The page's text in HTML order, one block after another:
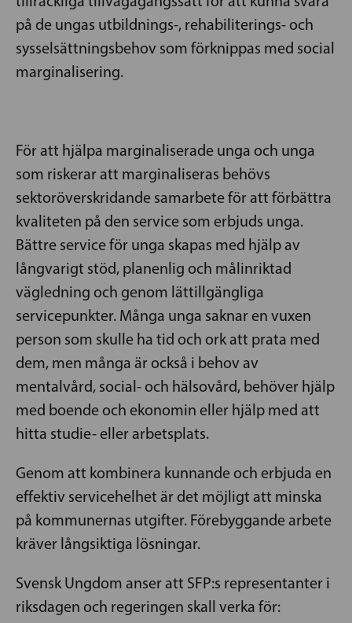
på de ungas utbildnings-, rehabiliterings- och
sysselsättningsbehov som förknippas med social
marginalisering.
För att hjälpa marginaliserade unga och unga
som riskerar att marginaliseras behövs
sektoröverskridande samarbete för att förbättra
kvaliteten på den service som erbjuds unga.
Bättre service för unga skapas med hjälp av
långvarigt stöd, planenlig och målinriktad
vägledning och genom lättillgängliga
servicepunkter. Många unga saknar en vuxen
person som skulle ha tid och ork att prata med
dem, men många är också i behov av
mentalvård, social- och hälsovård, behöver hjälp
med boende och ekonomin eller hjälp med att
hitta studie- eller arbetsplats.
Genom att kombinera kunnande och erbjuda en
effektiv servicehelhet är det möjligt att minska
på kommunernas utgifter. Förebyggande arbete
kräver långsiktiga lösningar.
Svensk Ungdom anser att SFP:s representanter i
riksdagen och regeringen skall verka för: